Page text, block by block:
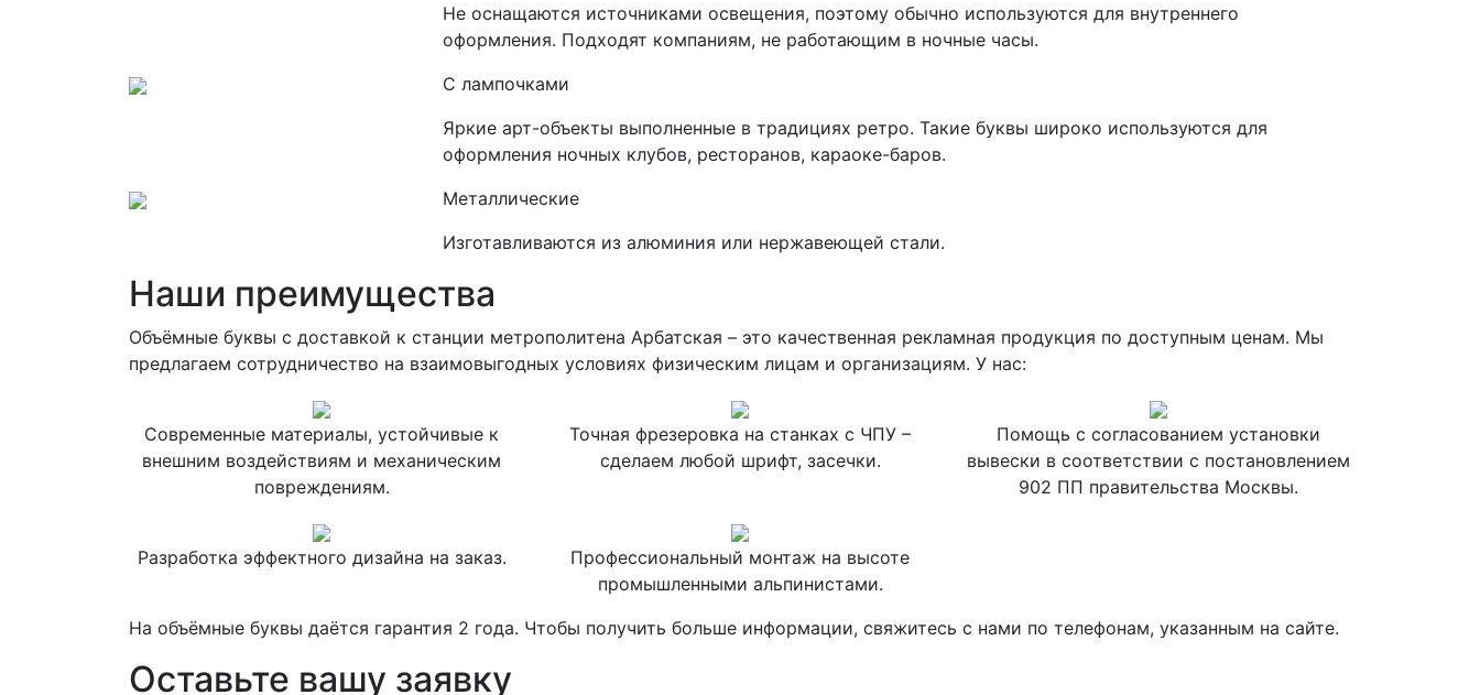
Не оснащаются источниками освещения, поэтому обычно используются для внутреннего
оформления. Подходят компаниям, не работающим в ночные часы.
С лампочками
Яркие арт-объекты выполненные в традициях ретро. Такие буквы широко используются для
оформления ночных клубов, ресторанов, караоке-баров.
Металлические
Изготавливаются из алюминия или нержавеющей стали.
Наши преимущества
Объёмные буквы с доставкой к станции метрополитена Арбатская – это качественная рекламная продукция по доступным ценам. Мы
предлагаем сотрудничество на взаимовыгодных условиях физическим лицам и организациям. У нас:
Современные материалы, устойчивые к
внешним воздействиям и механическим
повреждениям.
Точная фрезеровка на станках с ЧПУ –
сделаем любой шрифт, засечки.
Помощь с согласованием установки
вывески в соответствии с постановлением
902 ПП правительства Москвы.
Разработка эффектного дизайна на заказ.
Профессиональный монтаж на высоте
промышленными альпинистами.
На объёмные буквы даётся гарантия 2 года. Чтобы получить больше информации, свяжитесь с нами по телефонам, указанным на сайте.
Оставьте вашу заявку